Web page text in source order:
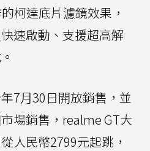
柯達底片濾鏡效果，
速啟動、支援超高解
7月30日開放銷售，並
場銷售，realme GT大
人民幣2799元起跳，